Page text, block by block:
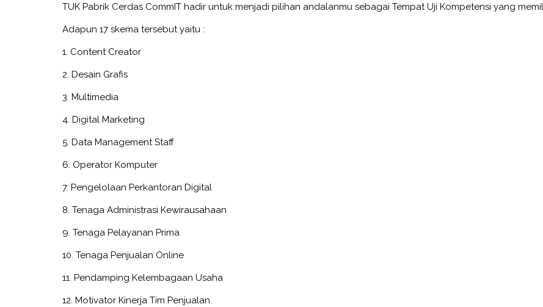
TUK Pabrik Cerdas CommIT hadir untuk menjadi pilihan andalanmu sebagai Tempat Uji Kompetensi yang
Adapun 17 skema tersebut yaitu :
1. Content Creator
2. Desain Grafis
3. Multimedia
4. Digital Marketing
5. Data Management Staff
6. Operator Komputer
7. Pengelolaan Perkantoran Digital
8. Tenaga Administrasi Kewirausahaan
9. Tenaga Pelayanan Prima
10. Tenaga Penjualan Online
11. Pendamping Kelembagaan Usaha
12. Motivator Kinerja Tim Penjualan